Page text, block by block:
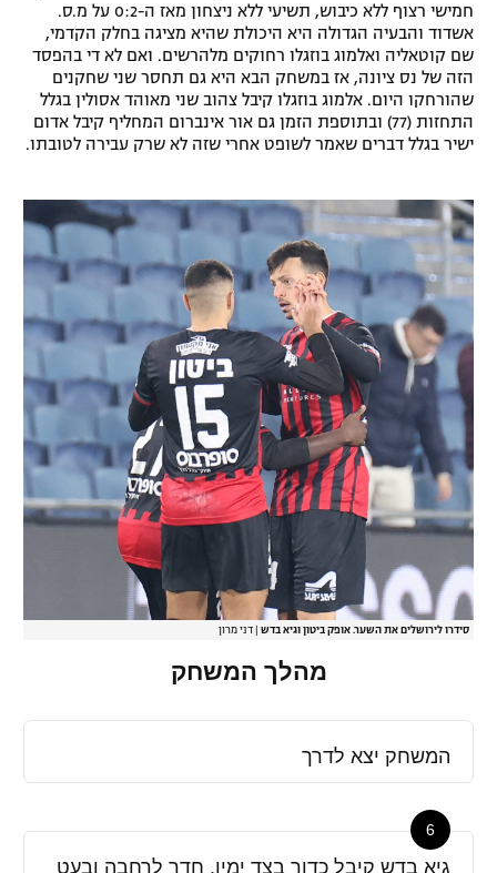
לוח דרושים – ג'ובנט
תגיות
המגזין
חמישי רצוף ללא כיבוש, תשיעי ללא ניצחון מאז ה-0:2 על מ.ס.
אשדוד והבעיה הגדולה היא היכולת שהיא מציגה בחלק הקדמי,
שם קוטאליה ואלמוג בוזגלו רחוקים מלהרשים. ואם לא די בהפסד
הזה של נס ציונה, אז במשחק הבא היא גם תחסר שני שחקנים
שהורחקו היום. אלמוג בוזגלו קיבל צהוב שני מאוהד אסולין בגלל
התחזות (77) ובתוספת הזמן גם אור אינברום המחליף קיבל אדום
ישיר בגלל דברים שאמר לשופט אחרי שזה לא שרק עבירה לטובתו.
סידרו לירושלים את השער. אופק ביטון וגיא בדש דני מרון
מהלך המשחק
המשחק יצא לדרך
6
גיא בדש קיבל כדור בצד ימין, חדר לרחבה ובעט